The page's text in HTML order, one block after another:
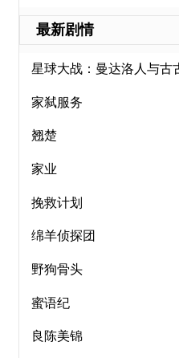
最新剧情
星球大战：曼达洛人与古
家弑服务
翘楚
家业
挽救计划
绵羊侦探团
野狗骨头
蜜语纪
良陈美锦